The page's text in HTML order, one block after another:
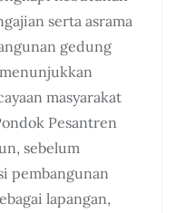
serta asrama
gedung
masyarakat
Pesantren
sebelum
pembangunan
lapangan,